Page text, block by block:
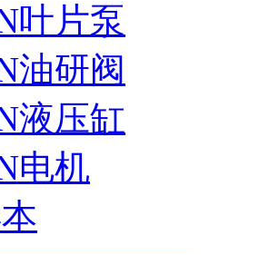
叶片泵
油研阀
液压缸
电机